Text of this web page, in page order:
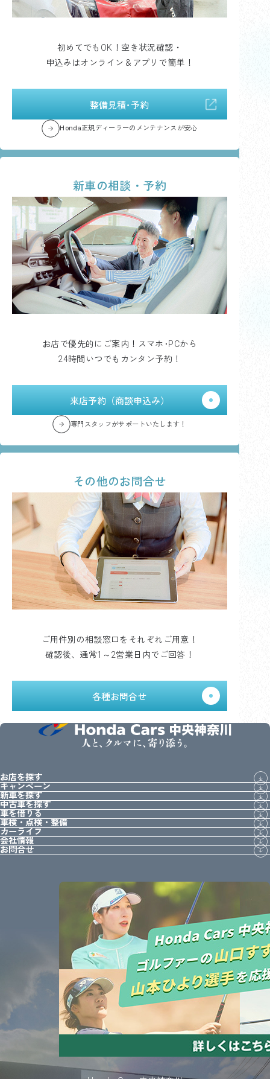
初めてでもOK！空き状況確認・
申込みはオンライン＆アプリで簡単！
整備見積･予約
Honda正規ディーラーのメンテナンスが安心
新車の相談・予約
お店で優先的にご案内！スマホ･PCから
24時間いつでもカンタン予約！
来店予約（商談申込み）
専門スタッフがサポートいたします！
その他のお問合せ
ご用件別の相談窓口をそれぞれご用意！
確認後、通常1～2営業日内でご回答！
各種お問合せ
人と、クルマに、寄り添う。
お店を探す
キャンペーン
新車を探す
中古車を探す
車を借りる
車検・点検・整備
カーライフ
会社情報
お問合せ